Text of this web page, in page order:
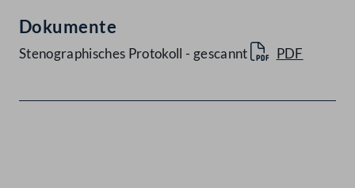
Dokumente
Stenographisches Protokoll - gescannt PDF